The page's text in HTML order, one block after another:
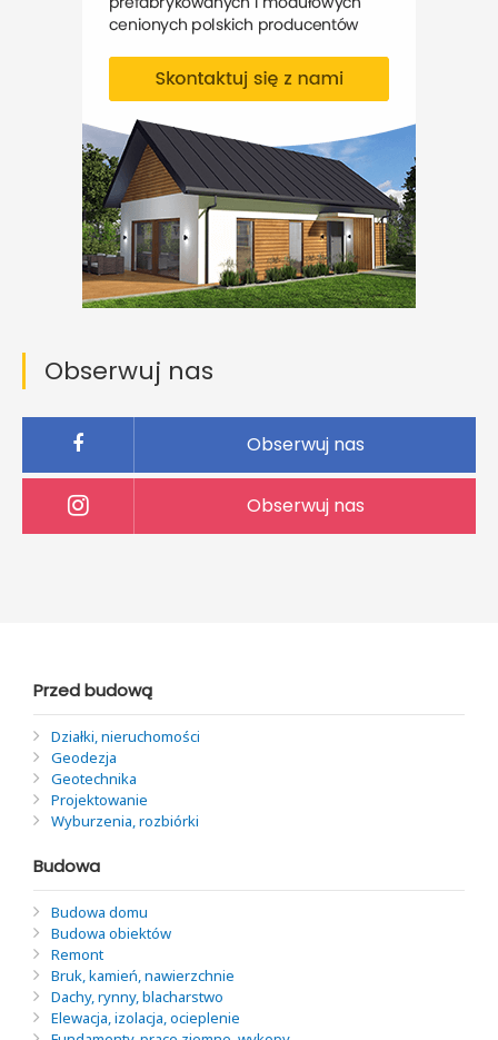
Obserwuj nas
Obserwuj nas
Obserwuj nas
Przed budową
Działki, nieruchomości
Geodezja
Geotechnika
Projektowanie
Wyburzenia, rozbiórki
Budowa
Budowa domu
Budowa obiektów
Remont
Bruk, kamień, nawierzchnie
Dachy, rynny, blacharstwo
Elewacja, izolacja, ocieplenie